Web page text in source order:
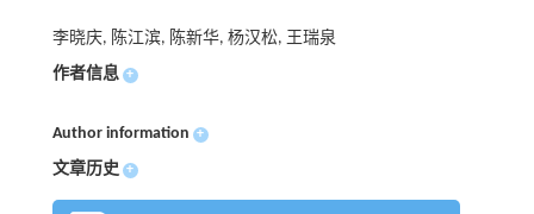
李晓庆, 陈江滨, 陈新华, 杨汉松, 王瑞泉
作者信息 +
Author information +
文章历史 +